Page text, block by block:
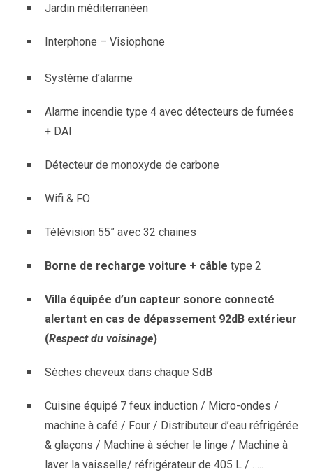
Jardin méditerranéen
Interphone – Visiophone
Système d’alarme
Alarme incendie type 4 avec détecteurs de fumées
+ DAI
Détecteur de monoxyde de carbone
Wifi & FO
Télévision 55” avec 32 chaines
Borne de recharge voiture + câble type 2
Villa équipée d’un capteur sonore connecté
alertant en cas de dépassement 92dB extérieur
(Respect du voisinage)
Sèches cheveux dans chaque SdB
Cuisine équipé 7 feux induction / Micro-ondes /
machine à café / Four / Distributeur d’eau réfrigérée
& glaçons / Machine à sécher le linge / Machine à
laver la vaisselle/ réfrigérateur de 405 L / …..